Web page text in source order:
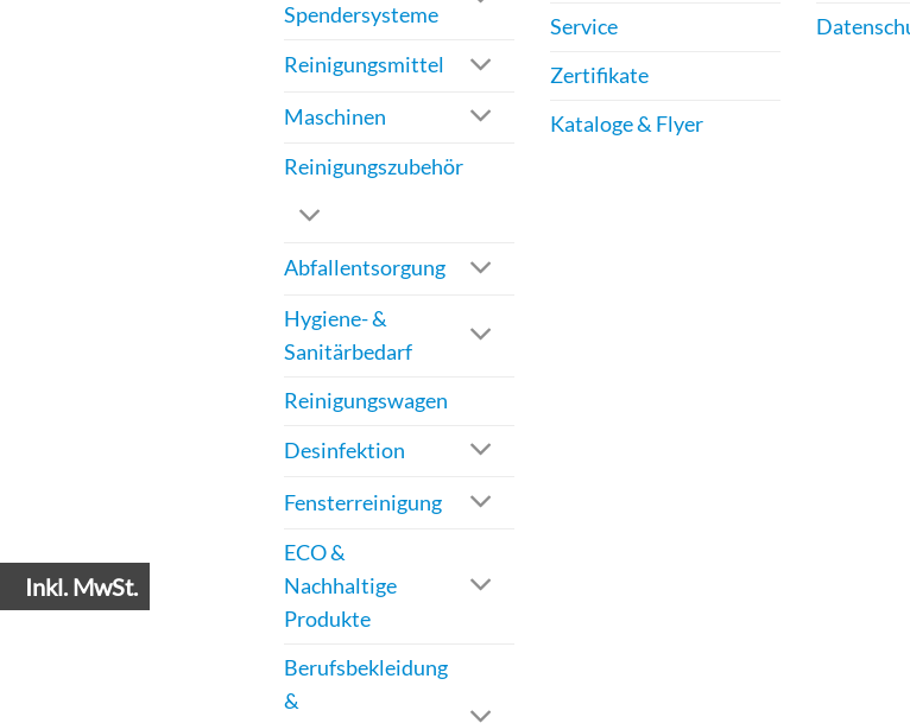
Inkl. MwSt.
Spendersysteme
Reinigungsmittel
Maschinen
Reinigungszubehör
Abfallentsorgung
Hygiene- &
Sanitärbedarf
Reinigungswagen
Desinfektion
Fensterreinigung
ECO &
Nachhaltige
Produkte
Berufsbekleidung
&
Service
Zertifikate
Kataloge & Flyer